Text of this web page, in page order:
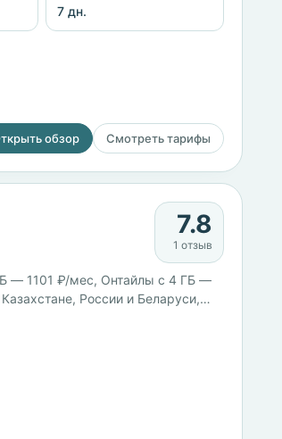
7 дн.
обзор Смотреть тарифы
7.8
1 отзыв
— 1101 ₽/мес, Онтайлы с 4 ГБ —
России и Беларуси,